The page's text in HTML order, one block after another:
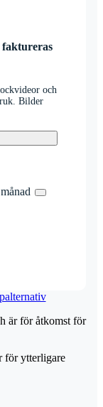
faktureras
och
Bilder
är för åtkomst för
för ytterligare